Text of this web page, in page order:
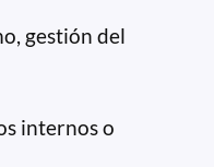
gestión del
internos o